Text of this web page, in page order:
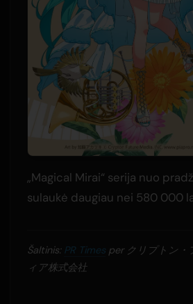
„Magical Mirai“ serija nuo
sulaukė daugiau nei 580 000
Šaltinis: PR Timesper クリプトン・
ィア株式会社